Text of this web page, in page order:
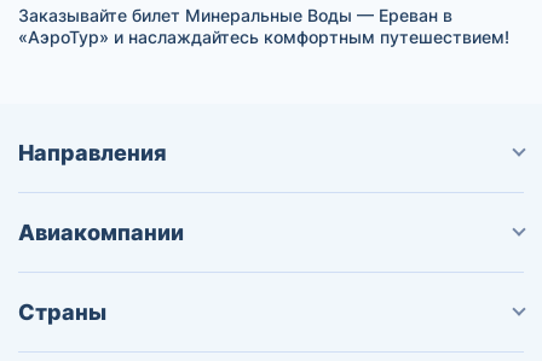
Заказывайте билет Минеральные Воды — Ереван в
«АэроТур» и наслаждайтесь комфортным путешествием!
Направления
Авиакомпании
Страны